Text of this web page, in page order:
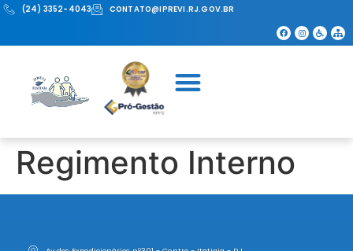
(24) 3352-4043 CONTATO@IPREVI.RJ.GOV.BR
Regimento Interno